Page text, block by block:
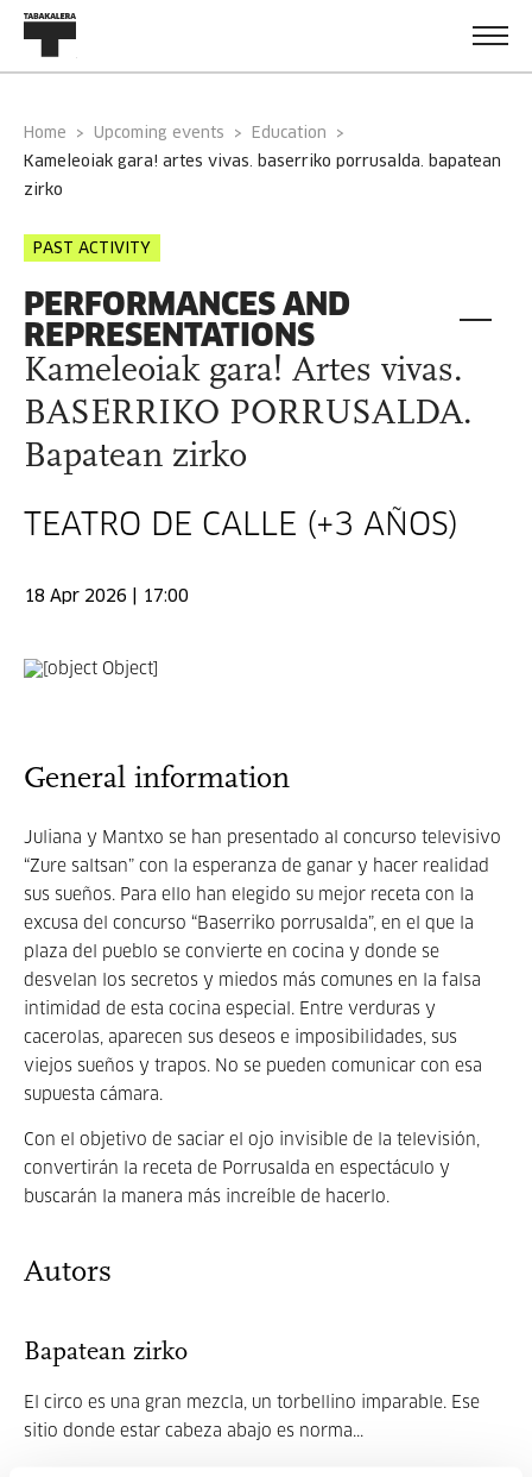
Home Upcoming events
Education
kameleoiak gara! artes vivas. baserriko porrusalda. bapatean
zirko
PAST ACTIVITY
PERFORMANCES AND
REPRESENTATIONS
Kameleoiak gara! Artes vivas.
BASERRIKO PORRUSALDA.
Bapatean zirko
TEATRO DE CALLE (+3 AÑOS)
18 Apr 2026 | 17:00
General information
Juliana y Mantxo se han presentado al concurso televisivo
“Zure saltsan” con la esperanza de ganar y hacer realidad
sus sueños. Para ello han elegido su mejor receta con la
excusa del concurso “Baserriko porrusalda”, en el que la
plaza del pueblo se convierte en cocina y donde se
desvelan los secretos y miedos más comunes en la falsa
intimidad de esta cocina especial. Entre verduras y
cacerolas, aparecen sus deseos e imposibilidades, sus
viejos sueños y trapos. No se pueden comunicar con esa
supuesta cámara.
Con el objetivo de saciar el ojo invisible de la televisión,
convertirán la receta de Porrusalda en espectáculo y
buscarán la manera más increíble de hacerlo.
Autors
Bapatean zirko
El circo es una gran mezcla, un torbellino imparable. Ese
sitio donde estar cabeza abajo es norma...